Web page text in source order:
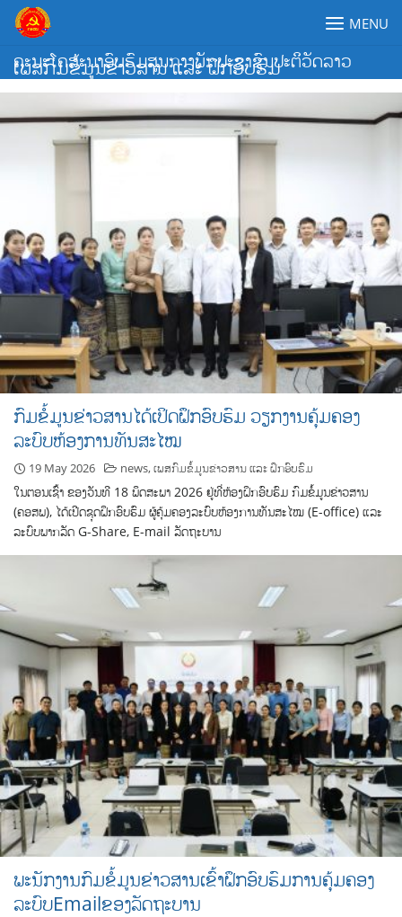
Skip
content
ຄະນະໂຄສະນາອົບຮົມສູນກາງພັກປະຊາຊົນປະຕິວັດລາວ
MENU
ເພສກົມຂໍ້ມູນຂ່າວສານ ແລະ ຝຶກອົບຮົມ
ກົມຂໍ້ມູນຂ່າວສານໄດ້ເປິດຝຶກອົບຮົມ ວຽກງານຄຸ້ມຄອງ
ລະບົບຫ້ອງການທັນສະໄໝ
19 May 2026 news,ເພສກົມຂໍ້ມູນຂ່າວສານ ແລະ ຝຶກອົບຮົມ
ໃນຕອນເຊົ້າ ຂອງວັນທີ 18 ພຶດສະພາ 2026 ຢູ່ທີ່ຫ້ອງຝຶກອົບຮົມ ກົມຂໍ້ມູນຂ່າວສານ
(ຄອສພ), ໄດ້ເປີດຊຸດຝຶກອົບຮົມ ຜູ້ຄຸ້ມຄອງລະບົບຫ້ອງການທັນສະໄໝ (E-office) ແລະ
ລະບົບພາກລັດ G-Share, E-mail ລັດຖະບານ
ພະນັກງານກົມຂໍ້ມູນຂ່າວສານເຂົ້າຝຶກອົບຮົມການຄຸ້ມຄອງ
ລະບົບEmailຂອງລັດຖະບານ